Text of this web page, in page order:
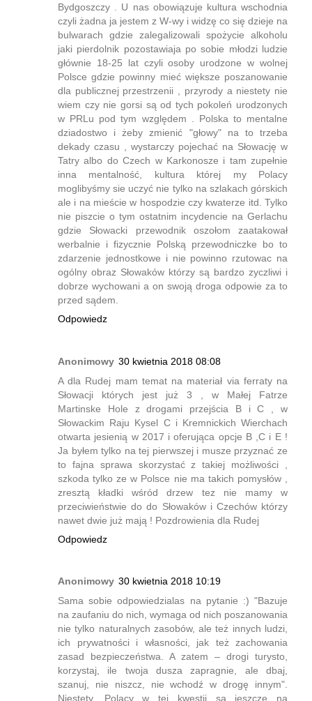
Bydgoszczy . U nas obowiązuje kultura wschodnia
czyli żadna ja jestem z W-wy i widzę co się dzieje na
bulwarach gdzie zalegalizowali spożycie alkoholu
jaki pierdolnik pozostawiaja po sobie młodzi ludzie
głównie 18-25 lat czyli osoby urodzone w wolnej
Polsce gdzie powinny mieć większe poszanowanie
dla publicznej przestrzenii , przyrody a niestety nie
wiem czy nie gorsi są od tych pokoleń urodzonych
w PRLu pod tym względem . Polska to mentalne
dziadostwo i żeby zmienić "głowy" na to trzeba
dekady czasu , wystarczy pojechać na Słowację w
Tatry albo do Czech w Karkonosze i tam zupełnie
inna mentalność, kultura której my Polacy
moglibyśmy sie uczyć nie tylko na szlakach górskich
ale i na mieście w hospodzie czy kwaterze itd. Tylko
nie piszcie o tym ostatnim incydencie na Gerlachu
gdzie Słowacki przewodnik oszołom zaatakował
werbalnie i fizycznie Polską przewodniczke bo to
zdarzenie jednostkowe i nie powinno rzutowac na
ogólny obraz Słowaków którzy są bardzo zyczliwi i
dobrze wychowani a on swoją droga odpowie za to
przed sądem.
Odpowiedz
Anonimowy 30 kwietnia 2018 08:08
A dla Rudej mam temat na materiał via ferraty na
Słowacji których jest już 3 , w Małej Fatrze
Martinske Hole z drogami przejścia B i C , w
Słowackim Raju Kysel C i Kremnickich Wierchach
otwarta jesienią w 2017 i oferująca opcje B ,C i E !
Ja byłem tylko na tej pierwszej i musze przyznać ze
to fajna sprawa skorzystać z takiej możliwości ,
szkoda tylko ze w Polsce nie ma takich pomysłów ,
zresztą kładki wśród drzew tez nie mamy w
przeciwieństwie do do Słowaków i Czechów którzy
nawet dwie już mają ! Pozdrowienia dla Rudej
Odpowiedz
Anonimowy 30 kwietnia 2018 10:19
Sama sobie odpowiedzialas na pytanie :) "Bazuje
na zaufaniu do nich, wymaga od nich poszanowania
nie tylko naturalnych zasobów, ale też innych ludzi,
ich prywatności i własności, jak też zachowania
zasad bezpieczeństwa. A zatem – drogi turysto,
korzystaj, ile twoja dusza zapragnie, ale dbaj,
szanuj, nie niszcz, nie wchodź w drogę innym".
Niestety, Polacy w tej kwestii są jeszcze na